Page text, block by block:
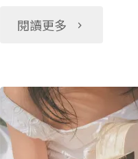
閱讀更多 "唱
歌
學